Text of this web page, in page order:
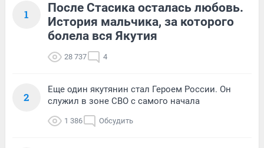
1
После Стасика осталась любовь.
История мальчика, за которого
болела вся Якутия
28 737 4
2
Еще один якутянин стал Героем России. Он
служил в зоне СВО с самого начала
1 386 Обсудить